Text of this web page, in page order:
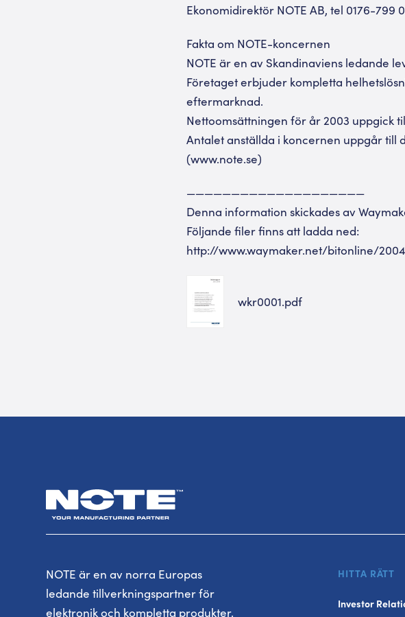
Ekonomidirektör NOTE AB, tel 0176-799
Fakta om NOTE-koncernen
NOTE är en av Skandinaviens ledande
Företaget erbjuder kompletta
eftermarknad.
Nettoomsättningen för år 2003 uppgick
Antalet anställda i koncernen uppgår till
(www.note.se)
————————————————————
Denna information skickades av
Följande filer finns att ladda ned:
http://www.waymaker.net/bitonline/
wkr0001.pdf
NOTE är en av norra Europas
ledande tillverkningspartner för
elektronik och kompletta produkter.
HITTA RÄTT
Investor